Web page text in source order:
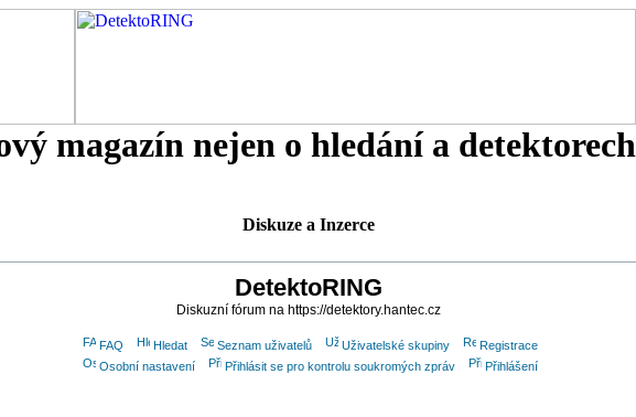
magazín nejen o hledání a detektorech
Diskuze a Inzerce
DetektoRING
Diskuzní fórum na https://detektory.hantec.cz
FAQ Hledat Seznam uživatelů Uživatelské skupiny
Registrace
Osobní nastavení
Přihlásit se pro kontrolu soukromých zpráv Přihlášení